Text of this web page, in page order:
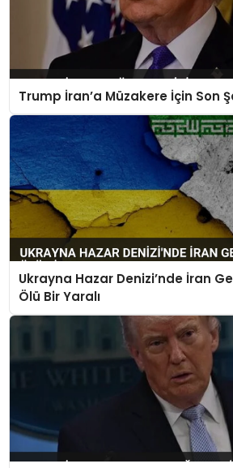
Trump İran’a Müzakere İçin Son
Ukrayna Hazar Denizi’nde İran
Ölü Bir Yaralı